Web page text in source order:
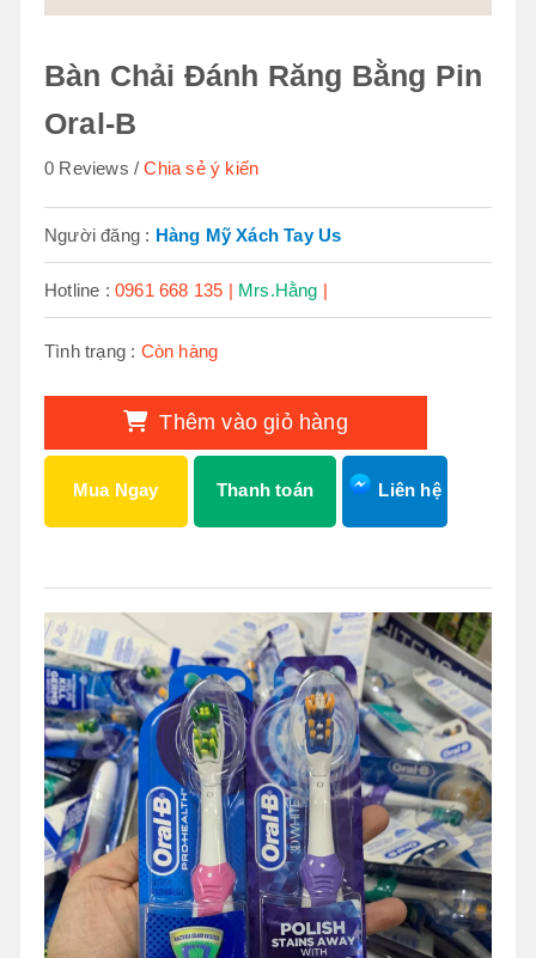
Bàn Chải Đánh Răng Bằng Pin
Oral-B
0 Reviews Chia sẻ ý kiến
Người đăng : Hàng Mỹ Xách Tay Us
Hotline :0961 668 135 | Mrs.Hằng |
Tình trạng : Còn hàng
Thêm vào giỏ hàng
Mua Ngay Thanh toán Liên hệ